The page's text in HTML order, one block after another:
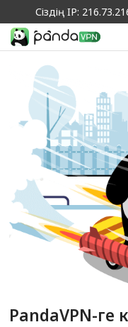
Сіздің IP:
PandaVPN-ге